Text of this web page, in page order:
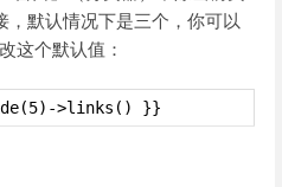
默认情况下是三个，你可以
这个默认值：
>links() }}